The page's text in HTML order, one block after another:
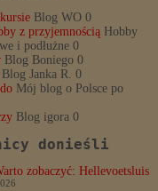
Blog WO 0
z przyjemnością Hobby
i podłużne 0
Blog Boniego 0
Blog Janka R. 0
Mój blog o Polsce po
Blog igora 0
donieśli
zobaczyć: Hellevoetsluis